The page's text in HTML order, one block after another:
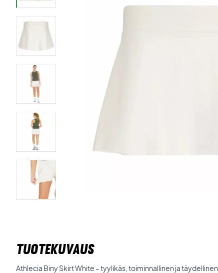
TUOTEKUVAUS
Athlecia Biny Skirt White – tyylikäs, toiminnallinen ja